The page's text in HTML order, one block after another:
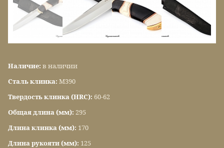
Наличие: в наличии
Сталь клинка: М390
Твердость клинка (HRC): 60-62
Общая длина (мм): 295
Длина клинка (мм): 170
Длина рукояти (мм): 125